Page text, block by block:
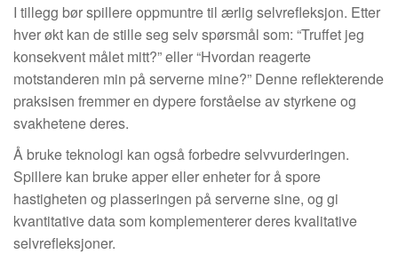
I tillegg bør spillere oppmuntre til ærlig selvrefleksjon. Etter
hver økt kan de stille seg selv spørsmål som: “Truffet jeg
konsekvent målet mitt?” eller “Hvordan reagerte
motstanderen min på serverne mine?” Denne reflekterende
praksisen fremmer en dypere forståelse av styrkene og
svakhetene deres.
Å bruke teknologi kan også forbedre selvvurderingen.
Spillere kan bruke apper eller enheter for å spore
hastigheten og plasseringen på serverne sine, og gi
kvantitative data som komplementerer deres kvalitative
selvrefleksjoner.